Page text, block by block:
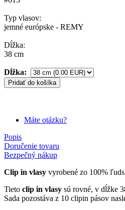
Typ vlasov:
jemné európske - REMY
Dĺžka:
38 cm
Dĺžka:
Pridať do košíka
Máte otázku?
Popis
Doručenie tovaru
Bezpečný nákup
Clip in vlasy vyrobené zo 100%
Tieto clip in vlasy sú rovné, v dĺžke
Sada pozostáva z 10 clipin pásov